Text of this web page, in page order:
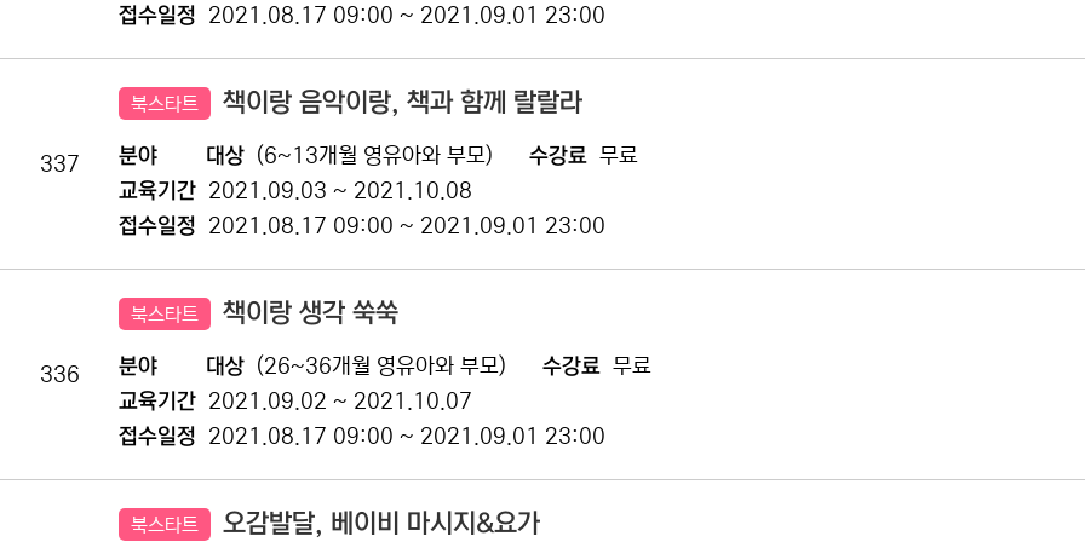
접수일정 2021.08.17 09:00 ~ 2021.09.01 23:00
337
북스타트 책이랑 음악이랑, 책과 함께 랄랄라
분야 대상 (6~13개월 영유아와 부모) 수강료 무료
교육기간 2021.09.03 ~ 2021.10.08
접수일정 2021.08.17 09:00 ~ 2021.09.01 23:00
336
북스타트 책이랑 생각 쑥쑥
분야 대상 (26~36개월 영유아와 부모) 수강료 무료
교육기간 2021.09.02 ~ 2021.10.07
접수일정 2021.08.17 09:00 ~ 2021.09.01 23:00
북스타트 오감발달, 베이비 마시지&요가